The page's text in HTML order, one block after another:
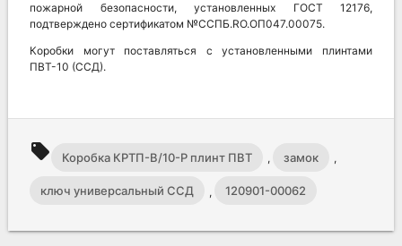
пожарной безопасности, установленных ГОСТ 12176,
подтверждено сертификатом №ССПБ.RО.OП047.00075.
Коробки могут поставляться с установленными плинтами
ПВТ-10 (ССД).
local_offer Коробка КРТП-В/10-Р плинт ПВТ , замок ,
ключ универсальный ССД , 120901-00062